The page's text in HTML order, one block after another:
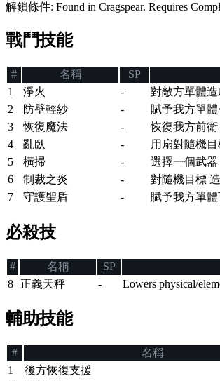
解鎖條件: Found in Cragspear. Requires
戰鬥技能
# 名稱 SP
1
淨火 -
對敵方單體造
2
防壁輕紗 -
賦予我方單體
3
恢復魔法 -
恢復我方前衛
4
亂臥 -
用扇對隨機目
5
橫掃 -
選擇一個武器
6
制裁之炎 -
對隨機目標
7
守護聖盾 - 賦予我方單體
必殺技
# 名稱 SP
8
正義天秤 - Lowers physical/
輔助技能
# 名稱
1
後方恢復支援